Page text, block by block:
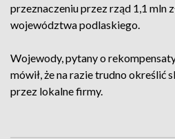
przeznaczeniu przez rząd 1,1 mln
województwa podlaskiego.
Wojewody, pytany o
mówił, że na razie trudno określić
przez lokalne firmy.